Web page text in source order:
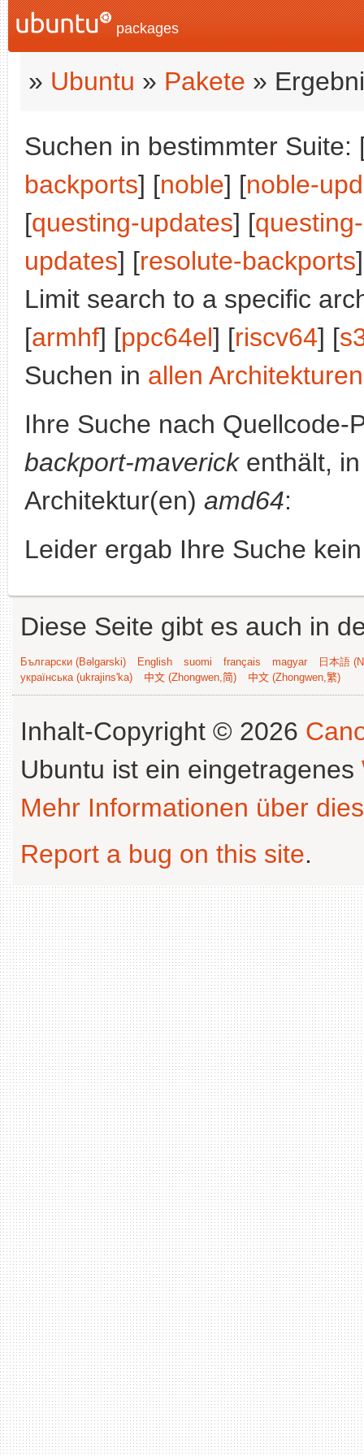
packages
» Ubuntu » Pakete »
Suchen in bestimmter Suite:
backports] [noble] [noble-
[questing-updates] [
updates] [resolute-backports
Limit search to a specific
[armhf] [ppc64el] [riscv64] [
Suchen in allen Architekturen
Ihre Suche nach
backport-maverickenthält, in
Architektur(en) amd64:
Leider ergab Ihre Suche
Diese Seite gibt es auch in
Български (Bəlgarski) English suomi français magyar
日本語
українська (ukrajins'ka)
中文 (Zhongwen,简) 中文 (Zhongwen,繁)
Inhalt-Copyright © 2026
Ubuntu ist ein eingetragenes
Mehr Informationen über
Report a bug on this site.